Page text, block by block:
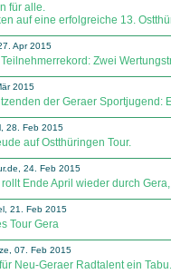
für alle.
auf eine erfolgreiche 13.
Apr 2015
Zwei
2015
der Geraer Sportjugend:
28. Feb 2015
auf Ostthüringen Tour.
24. Feb 2015
Ende April wieder durch
21. Feb 2015
Tour Gera
07. Feb 2015
Neu-Geraer Radtalent ein Tabu.